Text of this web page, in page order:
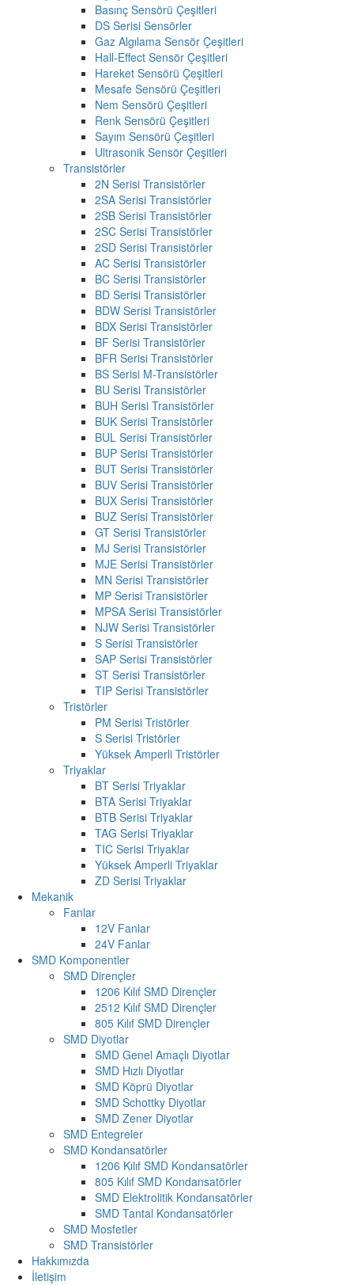
Basınç Sensörü Çeşitleri
DS Serisi Sensörler
Gaz Algılama Sensör Çeşitleri
Hall-Effect Sensör Çeşitleri
Hareket Sensörü Çeşitleri
Mesafe Sensörü Çeşitleri
Nem Sensörü Çeşitleri
Renk Sensörü Çeşitleri
Sayım Sensörü Çeşitleri
Ultrasonik Sensör Çeşitleri
Transistörler
2N Serisi Transistörler
2SA Serisi Transistörler
2SB Serisi Transistörler
2SC Serisi Transistörler
2SD Serisi Transistörler
AC Serisi Transistörler
BC Serisi Transistörler
BD Serisi Transistörler
BDW Serisi Transistörler
BDX Serisi Transistörler
BF Serisi Transistörler
BFR Serisi Transistörler
BS Serisi M-Transistörler
BU Serisi Transistörler
BUH Serisi Transistörler
BUK Serisi Transistörler
BUL Serisi Transistörler
BUP Serisi Transistörler
BUT Serisi Transistörler
BUV Serisi Transistörler
BUX Serisi Transistörler
BUZ Serisi Transistörler
GT Serisi Transistörler
MJ Serisi Transistörler
MJE Serisi Transistörler
MN Serisi Transistörler
MP Serisi Transistörler
MPSA Serisi Transistörler
NJW Serisi Transistörler
S Serisi Transistörler
SAP Serisi Transistörler
ST Serisi Transistörler
TIP Serisi Transistörler
Tristörler
PM Serisi Tristörler
S Serisi Tristörler
Yüksek Amperli Tristörler
Triyaklar
BT Serisi Triyaklar
BTA Serisi Triyaklar
BTB Serisi Triyaklar
TAG Serisi Triyaklar
TIC Serisi Triyaklar
Yüksek Amperli Triyaklar
ZD Serisi Triyaklar
Mekanik
Fanlar
12V Fanlar
24V Fanlar
SMD Komponentler
SMD Dirençler
1206 Kılıf SMD Dirençler
2512 Kılıf SMD Dirençler
805 Kılıf SMD Dirençler
SMD Diyotlar
SMD Genel Amaçlı Diyotlar
SMD Hızlı Diyotlar
SMD Köprü Diyotlar
SMD Schottky Diyotlar
SMD Zener Diyotlar
SMD Entegreler
SMD Kondansatörler
1206 Kılıf SMD Kondansatörler
805 Kılıf SMD Kondansatörler
SMD Elektrolitik Kondansatörler
SMD Tantal Kondansatörler
SMD Mosfetler
SMD Transistörler
Hakkımızda
İletişim